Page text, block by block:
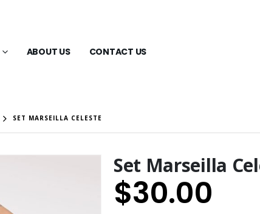
ABOUT US CONTACT US
SET MARSEILLA CELESTE
Set Marseilla
$30.00